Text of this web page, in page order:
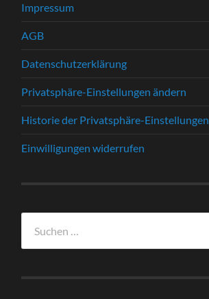
Impressum
AGB
Datenschutzerklärung
Privatsphäre-Einstellungen ändern
Historie der Privatsphäre-Einstellungen
Einwilligungen widerrufen
nach: